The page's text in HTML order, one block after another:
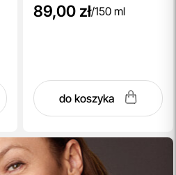
89,00 zł/150 ml
do koszyka